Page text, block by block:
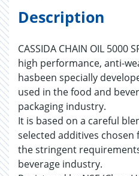
Description
CASSIDA CHAIN OIL 5000
high performance, anti-
hasbeen specially
used in the food and
packaging industry.
It is based on a careful
selected additives
the stringent
beverage industry.